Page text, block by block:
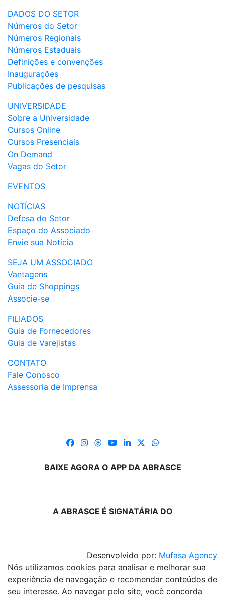
DADOS DO SETOR
Números do Setor
Números Regionais
Números Estaduais
Definições e convenções
Inaugurações
Publicações de pesquisas
UNIVERSIDADE
Sobre a Universidade
Cursos Online
Cursos Presenciais
On Demand
Vagas do Setor
EVENTOS
NOTÍCIAS
Defesa do Setor
Espaço do Associado
Envie sua Notícia
SEJA UM ASSOCIADO
Vantagens
Guia de Shoppings
Associe-se
FILIADOS
Guia de Fornecedores
Guia de Varejistas
CONTATO
Fale Conosco
Assessoria de Imprensa
BAIXE AGORA O APP DA ABRASCE
A ABRASCE É SIGNATÁRIA DO
Desenvolvido por: Mufasa Agency
Nós utilizamos cookies para analisar e melhorar sua
experiência de navegação e recomendar conteúdos de
seu interesse. Ao navegar pelo site, você concorda